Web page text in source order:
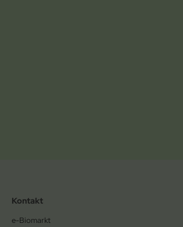
Kontakt
e-Biomarkt